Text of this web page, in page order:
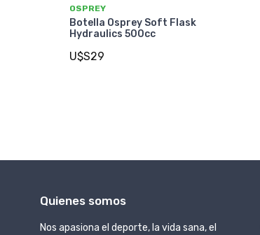
OSPREY
Botella Osprey Soft Flask
Hydraulics 500cc
U$S29
Quienes somos
Nos apasiona el deporte, la vida sana, el